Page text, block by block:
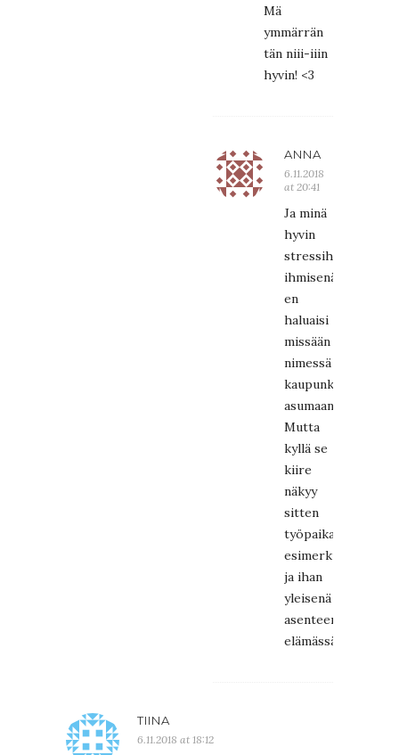
Mä
ymmärrän
tän niii-iiin
hyvin! <3
ANNA
6.11.2018
at 20:41
Ja minä
hyvin
stressiherkkänä
ihmisenä
en
haluaisi
missään
nimessä
kaupunkiin
asumaan.
Mutta
kyllä se
kiire
näkyy
sitten
työpaikalla
esimerkiksi
ja ihan
yleisenä
asenteena
elämässä.
TIINA
6.11.2018 at 18:12